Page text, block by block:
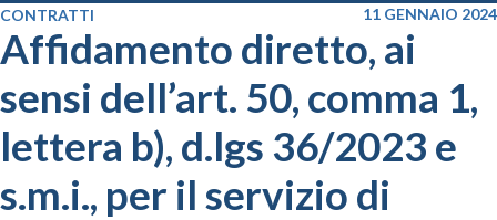
CONTRATTI
11 GENNAIO 2024
Affidamento diretto, ai
sensi dell’art. 50, comma 1,
lettera b), d.lgs 36/2023 e
s.m.i., per il servizio di